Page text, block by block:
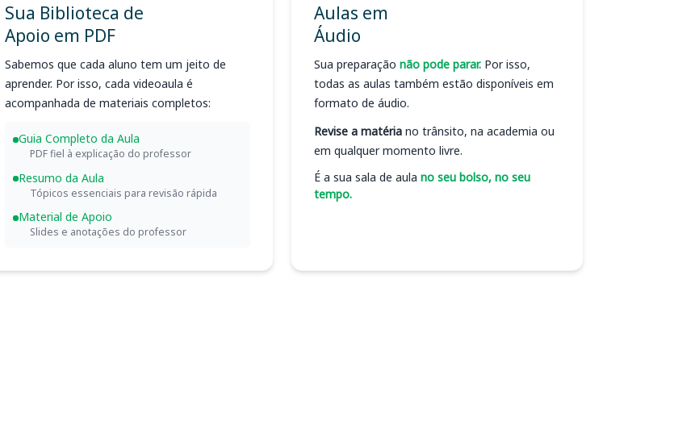
Sua Biblioteca de
Apoio em PDF
Sabemos que cada aluno tem um jeito de
aprender. Por isso, cada videoaula é
acompanhada de materiais completos:
Guia Completo da Aula
PDF fiel à explicação do professor
Resumo da Aula
Tópicos essenciais para revisão rápida
Material de Apoio
Slides e anotações do professor
Aulas em
Áudio
Sua preparação não pode parar. Por isso,
todas as aulas também estão disponíveis em
formato de áudio.
Revise a matéria no trânsito, na academia ou
em qualquer momento livre.
É a sua sala de aula no seu bolso, no seu
tempo.